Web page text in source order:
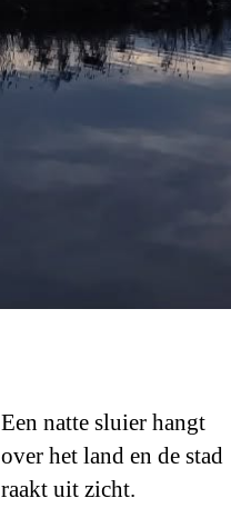
Een natte sluier hangt
over het land en de stad
raakt uit zicht.